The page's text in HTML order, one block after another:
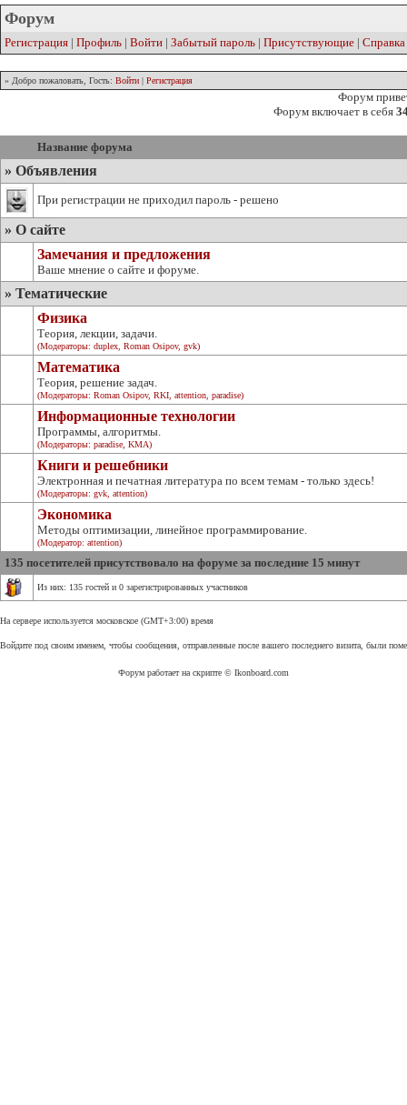
Форум
Регистрация | Профиль | Войти | Забытый пароль | Присутствующие | Справка
» Добро пожаловать, Гость: Войти | Регистрация
Форум
Форум включает в себя
Название форума
» Объявления
При регистрации не приходил пароль - решено
» О сайте
Замечания и предложения
Ваше мнение о сайте и форуме.
» Тематические
Физика
Теория, лекции, задачи.
(Модераторы: duplex Roman Osipov, gvk)
Математика
Теория, решение задач.
(Модераторы: Roman Osipov, RKI attention paradise)
Информационные технологии
Программы, алгоритмы.
(Модераторы: paradise KMA)
Книги и решебники
Электронная и печатная литература по всем темам - только здесь!
(Модераторы: gvk attention)
Экономика
Методы оптимизации, линейное программирование.
(Модератор: attention)
135 посетителей присутствовало на форуме за последние 15 минут
Из них: 135 гостей и 0 зарегистрированных участников
На сервере используется московское (GMT+3:00) время
Войдите под своим именем, чтобы сообщения, отправленные после вашего последнего визита, были
Форум работает на скрипте © Ikonboard.com